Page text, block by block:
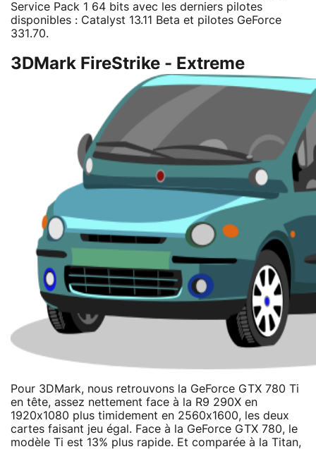
Service Pack 1 64 bits avec les derniers pilotes
disponibles : Catalyst 13.11 Beta et pilotes GeForce
331.70.
3DMark FireStrike - Extreme
Pour 3DMark, nous retrouvons la GeForce GTX 780 Ti
en tête, assez nettement face à la R9 290X en
1920x1080 plus timidement en 2560x1600, les deux
cartes faisant jeu égal. Face à la GeForce GTX 780, le
modèle Ti est 13% plus rapide. Et comparée à la Titan,